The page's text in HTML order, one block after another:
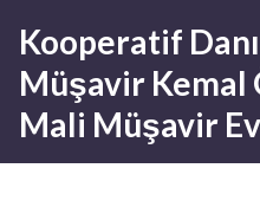
content
Kooperatif
Müşavir Kemal
Mali Müşavir